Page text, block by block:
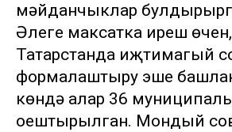
мәйданчыклар
Әлеге максатка ирешү
Татарстанда иҗтимагый
формалаштыру эше
көндә алар 36
оештырылган. Мондый